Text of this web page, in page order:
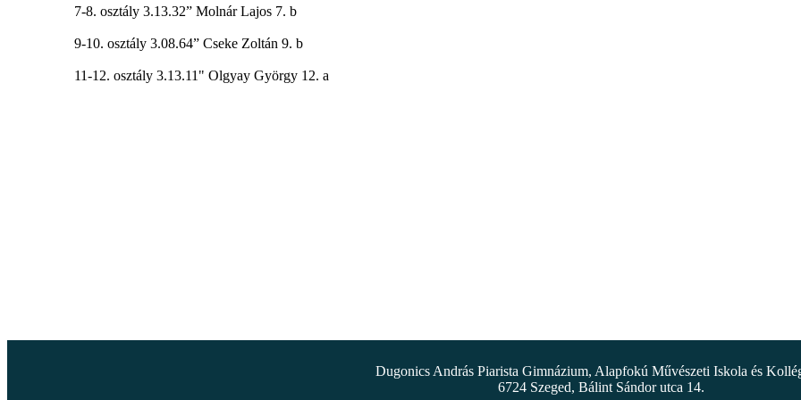
7-8. osztály 3.13.32” Molnár Lajos 7. b
9-10. osztály 3.08.64” Cseke Zoltán 9. b
11-12. osztály 3.13.11" Olgyay György 12. a
Dugonics András Piarista Gimnázium, Alapfokú Művészeti Iskola és
6724 Szeged, Bálint Sándor utca 14.